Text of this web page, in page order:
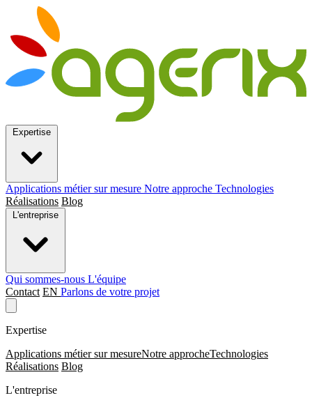
Applications métier sur mesure Notre approche Technologies
Réalisations Blog
Qui sommes-nous L'équipe
Contact EN Parlons de votre projet
Expertise
Applications métier sur mesureNotre approcheTechnologies
Réalisations Blog
L'entreprise